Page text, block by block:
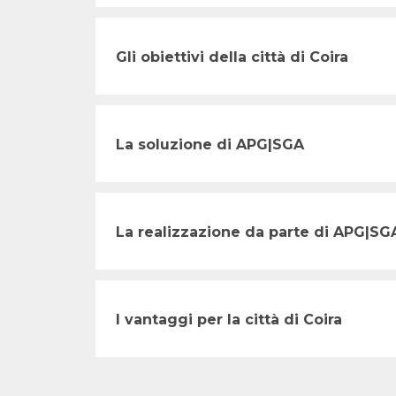
Gli obiettivi della città di Coira
La soluzione di APG|SGA
La realizzazione da parte di
I vantaggi per la città di Coira